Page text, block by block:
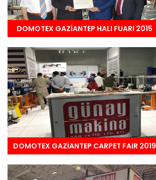
DOMOTEX GAZİANTEP HALI FUARI 2015
DOMOTEX GAZİANTEP CARPET FAIR 2019